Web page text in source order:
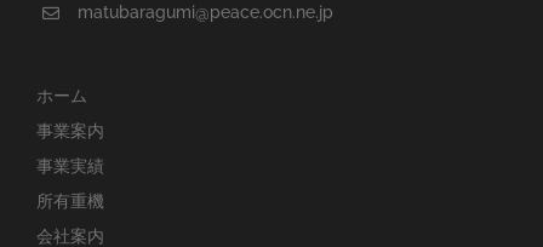
matubaragumi@peace.ocn.ne.jp
ホーム
事業案内
事業実績
所有重機
会社案内